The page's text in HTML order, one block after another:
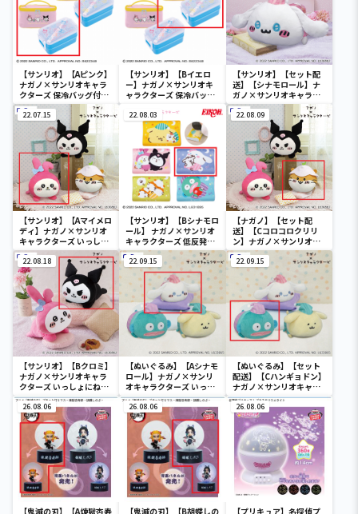
【サンリオ】【Aピンク】
ナガノ×サンリオキャラ
クターズ 保冷バッグ付き
ランチボックス
【サンリオ】【Bイエロ
ー】ナガノ×サンリオキ
ャラクターズ 保冷バッグ
【サンリオ】【セット配
送】【シナモロール】ナ
ガノ×サンリオキャラク
ターズ いっしょにねんね
BIGぬいぐるみ～シナモ
ロール～
22.07.15
【サンリオ】【Aマイメロ
ディ】ナガノ×サンリオ
キャラクターズ いっしょ
にねんねぬいぐるみ①
22.08.03
【サンリオ】【Bシナモロ
ール】 ナガノ×サンリオ
キャラクターズ 低反発ま
くら
22.08.09
【ナガノ】【セット配
送】【Cコロコロクリリ
ン】ナガノ×サンリオキ
ャラクターズ いっしょに
ねんねぬいぐるみ①
22.08.18
【サンリオ】【Bクロミ】
ナガノ×サンリオキャラ
クターズ いっしょにねん
ねBIGぬいぐるみ～マイ
メロディとクロミ～
22.09.15
【ぬいぐるみ】【Aシナモ
ロール】ナガノ×サンリ
オキャラクターズ いっし
ょにねんねぬいぐるみ
22.09.15
【ぬいぐるみ】【セット
配送】【Cハンギョドン】
ナガノ×サンリオキャラ
クターズ いっしょにねん
ねぬいぐるみ②
26.08.06
【鬼滅の刃】【A煉獄杏寿
26.08.06
【鬼滅の刃】【B胡蝶しの
26.08.06
【プリキュア】名探偵プ